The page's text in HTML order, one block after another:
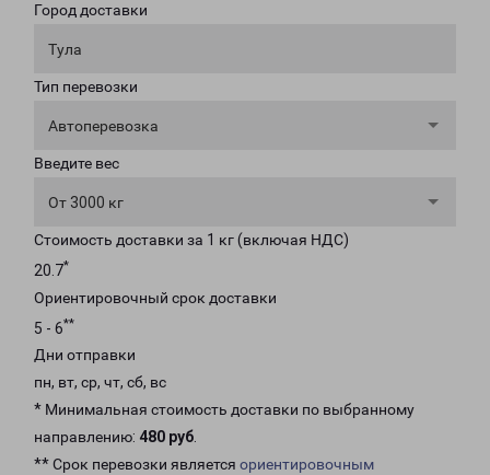
Город доставки
Тула
Тип перевозки
Автоперевозка
Введите вес
От 3000 кг
Стоимость доставки за 1 кг (включая НДС)
20.7*
Ориентировочный срок доставки
5 - 6**
Дни отправки
пн, вт, ср, чт, сб, вс
* Минимальная стоимость доставки по выбранному
направлению: 480 руб.
** Срок перевозки является ориентировочным